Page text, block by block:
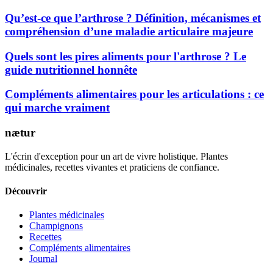
Qu’est-ce que l’arthrose ? Définition, mécanismes et
compréhension d’une maladie articulaire majeure
Quels sont les pires aliments pour l'arthrose ? Le
guide nutritionnel honnête
Compléments alimentaires pour les articulations : ce
qui marche vraiment
nætur
L'écrin d'exception pour un art de vivre holistique. Plantes
médicinales, recettes vivantes et praticiens de confiance.
Découvrir
Plantes médicinales
Champignons
Recettes
Compléments alimentaires
Journal